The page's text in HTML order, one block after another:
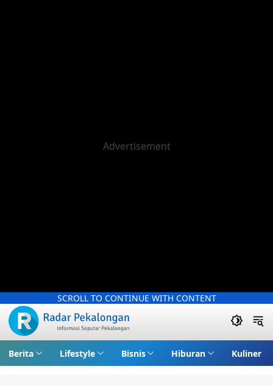
SCROLL TO CONTINUE WITH CONTENT
Berita Lifestyle Bisnis Hiburan Kuliner